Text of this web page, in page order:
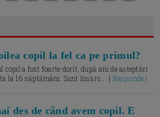
copil la fel ca pe primul?
copil a fost foarte dorit, după ani de așteptări
la 16 săptămâni. Sunt însărc... | Raspunde |
des de când avem copil. E